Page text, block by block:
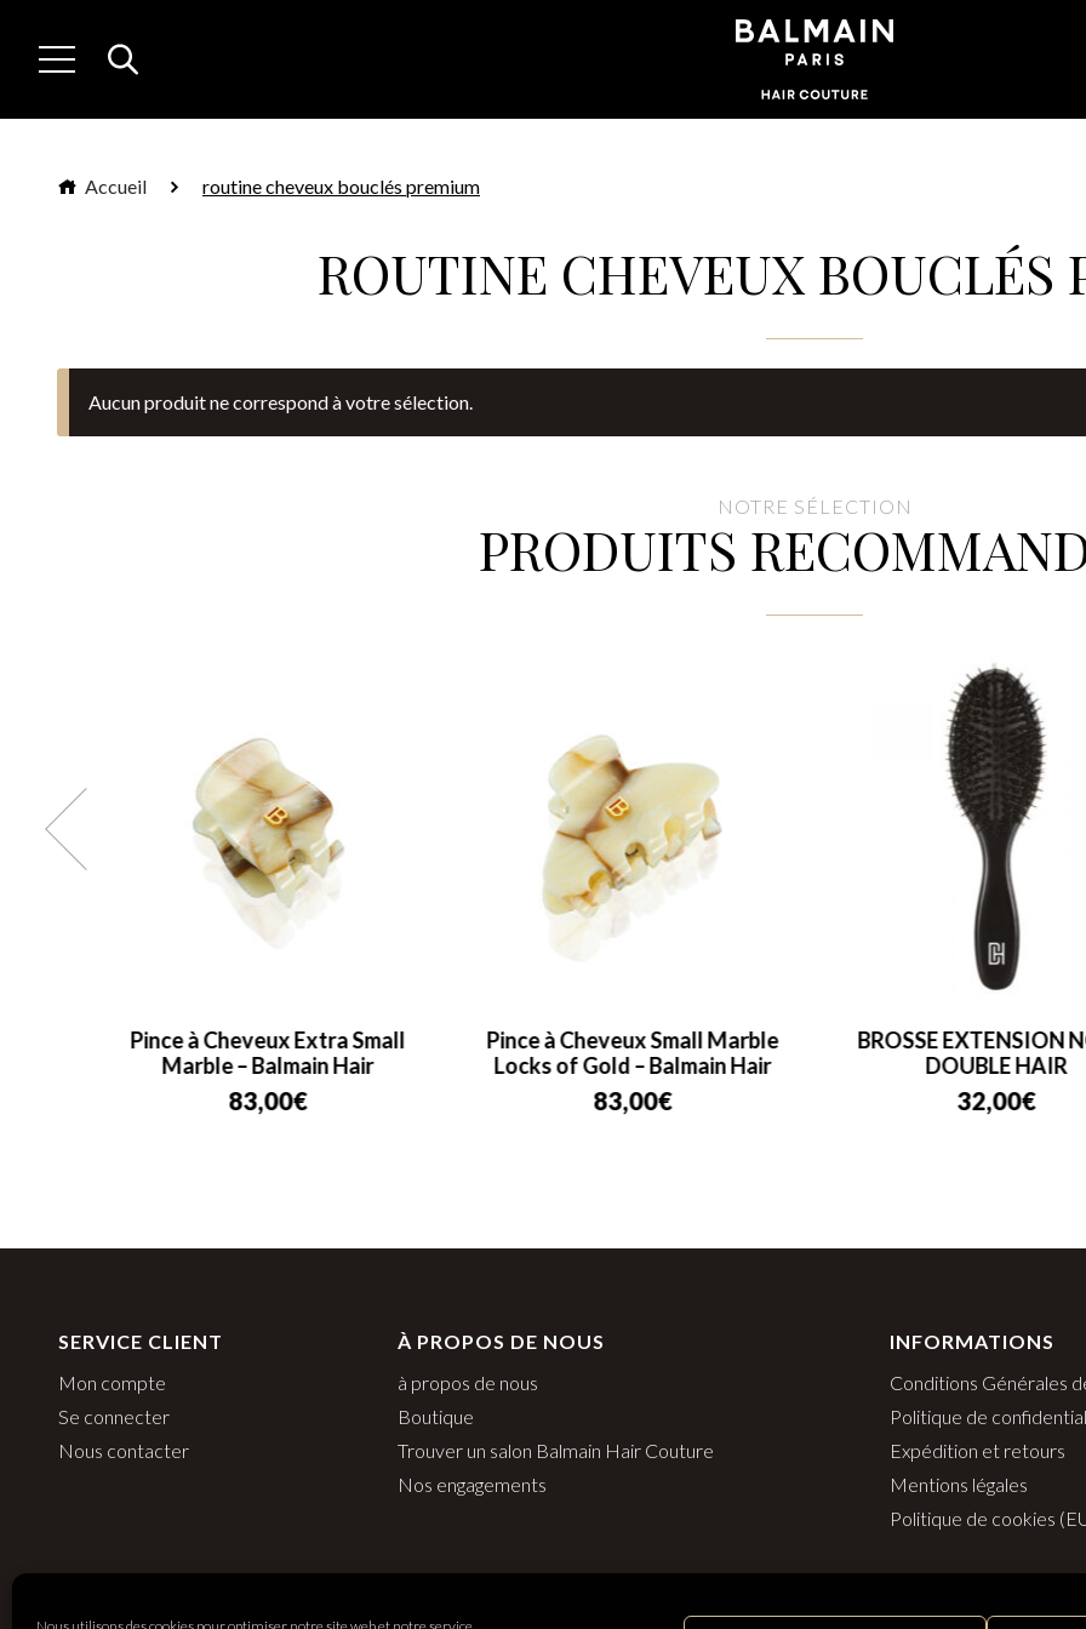
Accueil routine cheveux bouclés premium
ROUTINE CHEVEUX BOUCLÉS
Aucun produit ne correspond à votre sélection.
NOTRE SÉLECTION
PRODUITS
Pince à Cheveux Small Marble
Locks of Gold – Balmain Hair
83,00
BROSSE EXTENSION NOIRE
DOUBLE HAIR
32,00
Revitalizing
47,00€
SERVICE CLIENT
Mon compte
Se connecter
Nous contacter
À PROPOS DE NOUS
à propos de nous
Boutique
Trouver un salon Balmain Hair Couture
Nos engagements
INFORMATIONS
Conditions Générales
Politique de
Expédition et retours
Mentions légales
Politique de cookies